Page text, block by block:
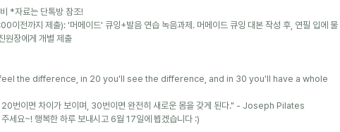
*자료는 단톡방 참조!
이전까지 제출): '머메이드' 큐잉+발음 연습 녹음과제. 머메이드 큐잉 대본 작성 후, 연필 입에 물
원장에게 개별 제출
the difference, in 20 you'll see the difference, and in 30 you'll have a whole
20번이면 차이가 보이며, 30번이면 완전히 새로운 몸을 갖게 된다." - Joseph Pilates
세요~! 행복한 하루 보내시고 6월 17일에 뵙겠습니다 :)